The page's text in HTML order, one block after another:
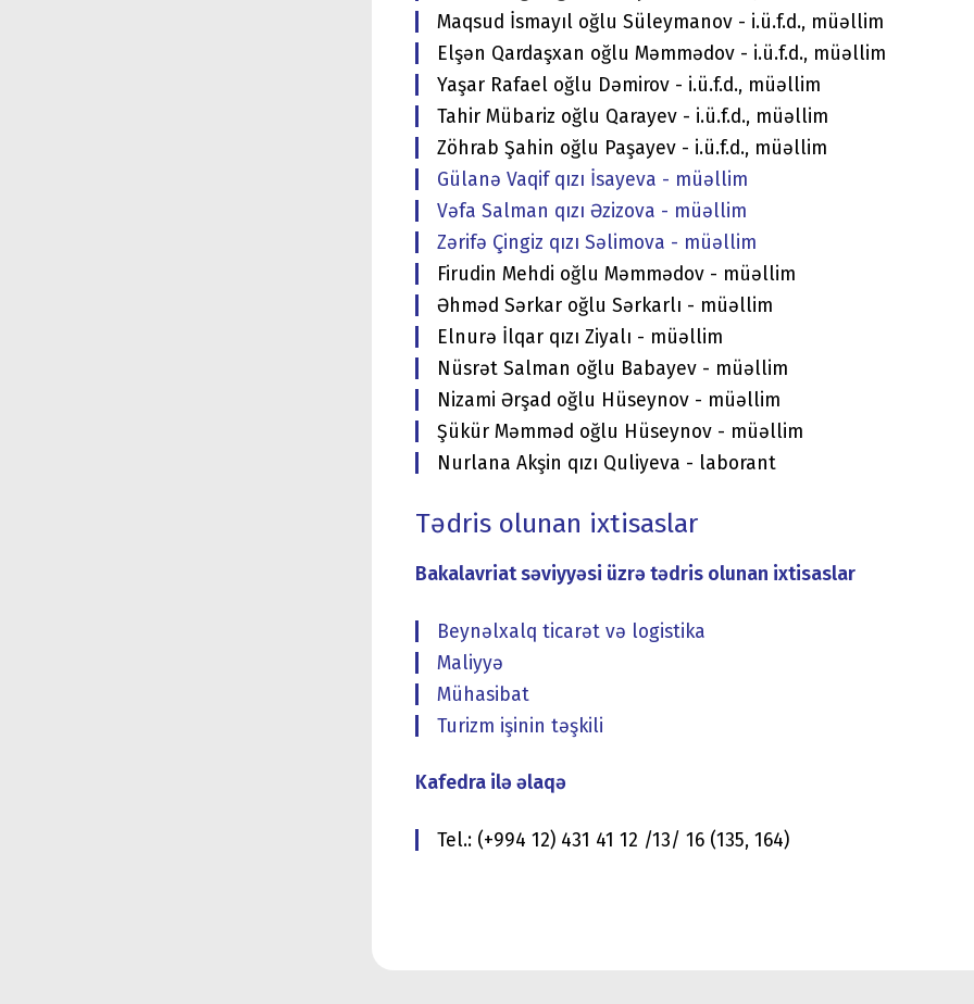
Maqsud İsmayıl oğlu Süleymanov - i.ü.f.d., müəllim
Elşən Qardaşxan oğlu Məmmədov - i.ü.f.d., müəllim
Yaşar Rafael oğlu Dəmirov - i.ü.f.d., müəllim
Tahir Mübariz oğlu Qarayev - i.ü.f.d., müəllim
Zöhrab Şahin oğlu Paşayev - i.ü.f.d., müəllim
Gülanə Vaqif qızı İsayeva - müəllim
Vəfa Salman qızı Əzizova - müəllim
Zərifə Çingiz qızı Səlimova - müəllim
Firudin Mehdi oğlu Məmmədov - müəllim
Əhməd Sərkar oğlu Sərkarlı - müəllim
Elnurə İlqar qızı Ziyalı - müəllim
Nüsrət Salman oğlu Babayev - müəllim
Nizami Ərşad oğlu Hüseynov - müəllim
Şükür Məmməd oğlu Hüseynov - müəllim
Nurlana Akşin qızı Quliyeva - laborant
Tədris olunan ixtisaslar
Bakalavriat səviyyəsi üzrə tədris olunan ixtisaslar
Beynəlxalq ticarət və logistika
Maliyyə
Mühasibat
Turizm işinin təşkili
Kafedra ilə əlaqə
Tel.: (+994 12) 431 41 12 /13/ 16 (135, 164)